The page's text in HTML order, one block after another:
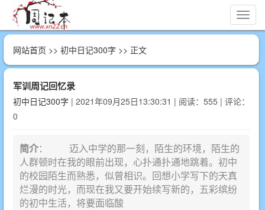
切
换
网站首页 >> 初中日记300字 >> 正文
军训周记回忆录
初中日记300字 | 2021年09月25日13:30:31 | 阅读：555 | 评论：
0
简介： 迈入中学的那一刻，陌生的环境，陌生的
人群顿时在我的眼前出现，心扑通扑通地跳着。初中
的校园陌生而熟悉，似曾相识。回想小学写下的天真
烂漫的时光，而现在我又要开始续写新的，五彩缤纷
的初中生活，将要面临酸